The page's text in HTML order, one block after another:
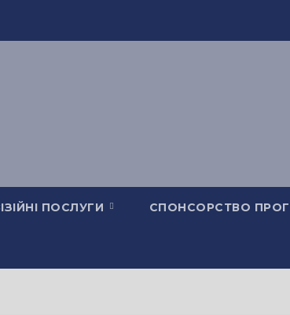
ПОСЛУГИ СПОНСОРСТВО